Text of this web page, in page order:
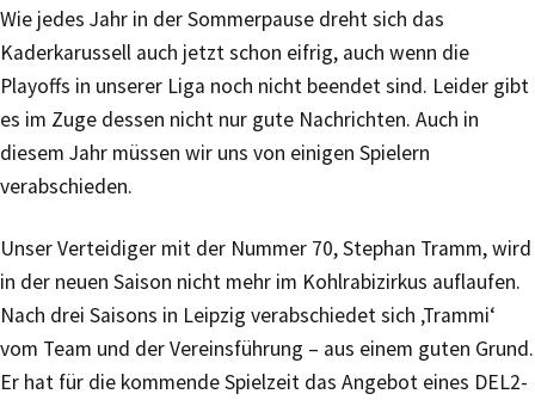
Wie jedes Jahr in der Sommerpause dreht sich das
Kaderkarussell auch jetzt schon eifrig, auch wenn die
Playoffs in unserer Liga noch nicht beendet sind. Leider gibt
es im Zuge dessen nicht nur gute Nachrichten. Auch in
diesem Jahr müssen wir uns von einigen Spielern
verabschieden.
Unser Verteidiger mit der Nummer 70, Stephan Tramm, wird
in der neuen Saison nicht mehr im Kohlrabizirkus auflaufen.
Nach drei Saisons in Leipzig verabschiedet sich ‚Trammi‘
vom Team und der Vereinsführung – aus einem guten Grund.
Er hat für die kommende Spielzeit das Angebot eines DEL2-